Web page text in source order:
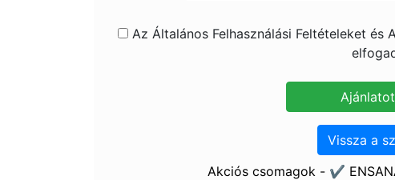
Az Általános Felhasználási Feltételeket
Vissza a
Akciós csomagok - ✔️